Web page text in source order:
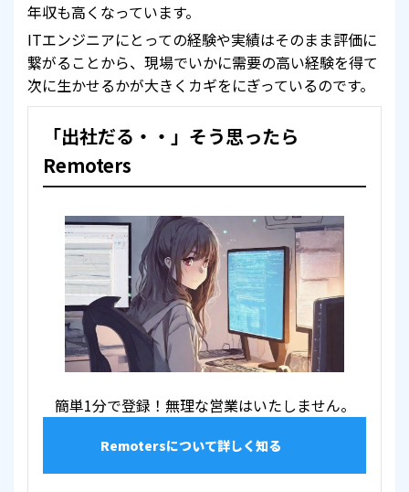
年収も高くなっています。
ITエンジニアにとっての経験や実績はそのまま評価に
繋がることから、現場でいかに需要の高い経験を得て
次に生かせるかが大きくカギをにぎっているのです。
「出社だる・・」そう思ったら
Remoters
簡単1分で登録！無理な営業はいたしません。
Remotersについて詳しく知る